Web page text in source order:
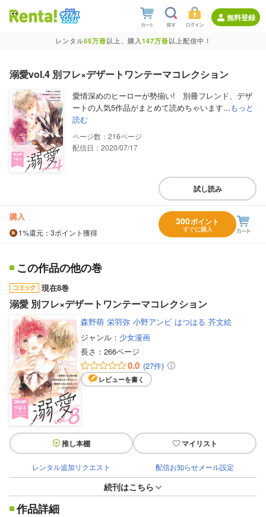
無料登録
レンタル55万冊以上、購入147万冊以上配信中！
溺愛vol.4 別フレ×デザートワンテーマコレクション
愛情深めのヒーローが勢揃い! 別冊フレンド、デザ
ートの人気5作品がまとめて読めちゃいます...もっと
読む
216
配信日：2020/07/17
試し読み
購入
1%還元 ：3ポイント獲得
300ポイント
すぐに購入
この作品の他の巻
現在8巻
溺愛 別フレ×デザートワンテーマコレクション
森野萌 栄羽弥 小野アンビ はつはる 芥文絵
ジャンル： 少女漫画
長さ： 266ページ
0.0 (27件)
レビューを書く
推し本棚 マイリスト
レンタル追加リクエスト 配信お知らせメール設定
続刊はこちら
作品詳細